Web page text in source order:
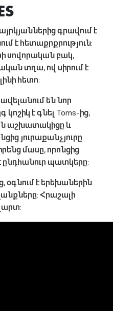
գրավում է
է հետաքրքրություն:
սովորական բակ,
տղա, ով սիրում է
հետո:
են նոր
կոշիկ է գնել Toms-ից,
աշխատակիցը և
յուրաքանչյուրը
մասը, որոնցից
ընդհանուր պատկերը:
օգնում է երեխաներին
Հրաշալի